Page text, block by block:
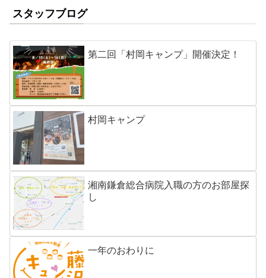
スタッフブログ
第二回「村岡キャンプ」開催決定！
村岡キャンプ
湘南鎌倉総合病院入職の方のお部屋探
し
一年のおわりに